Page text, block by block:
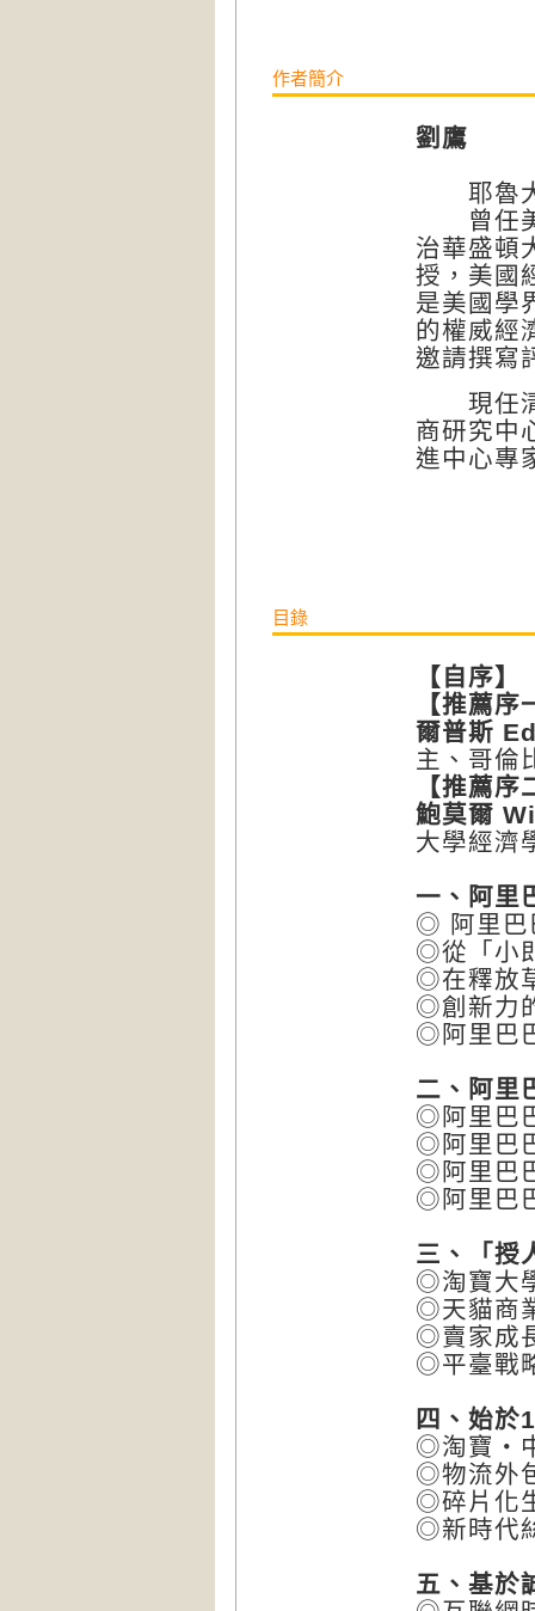
作者簡介
劉鷹
耶魯大
曾任美
治華盛頓
授，美國
是美國學
的權威經
邀請撰寫
現任清
商研究中
進中心專
目錄
【 自序】
【推薦序
爾普斯
主、哥倫
【推薦序
鮑莫爾
大學經濟
一、阿里
◎ 阿里巴
◎從「小
◎在釋放
◎創新力
◎阿里巴
二、阿里
◎阿里巴
◎阿里巴
◎阿里巴
◎阿里巴
三、「授
◎淘寶大
◎天貓商
◎賣家成
◎平臺戰
四、始於
◎淘寶‧
◎物流外
◎碎片化
◎新時代
五、基於